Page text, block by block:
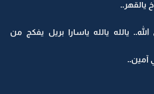
يالقهر..
يالله يالله ياسارا بريل يفكج من
آمين..